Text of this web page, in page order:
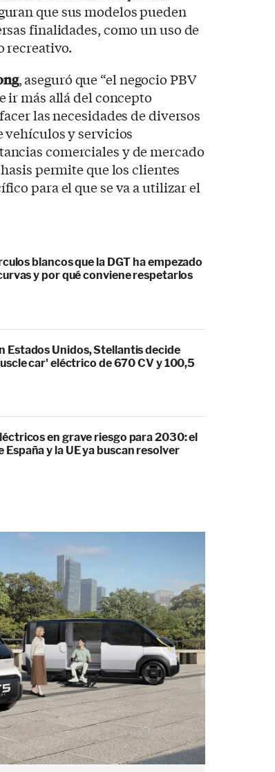
que sus modelos pueden
finalidades, como un uso de
recreativo.
, aseguró que “el negocio PBV
ir más allá del concepto
las necesidades de diversos
vehículos y servicios
comerciales y de mercado
permite que los clientes
para el que se va a utilizar el
blancos que la DGT ha empezado
y por qué conviene respetarlos
Estados Unidos, Stellantis decide
car' eléctrico de 670 CV y 100,5
en grave riesgo para 2030: el
y la UE ya buscan resolver